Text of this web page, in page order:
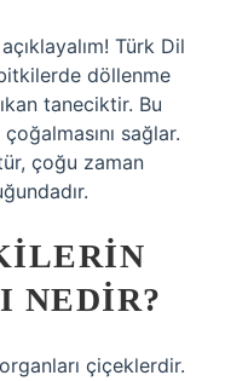
Türk Dil
döllenme
taneciktir. Bu
sağlar.
çoğu zaman
NEDIR?
çiçeklerdir.